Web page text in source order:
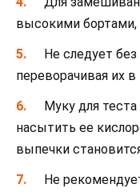
высокими бортами,
Не следует
переворачивая их в
Муку для
насытить ее
выпечки
Не